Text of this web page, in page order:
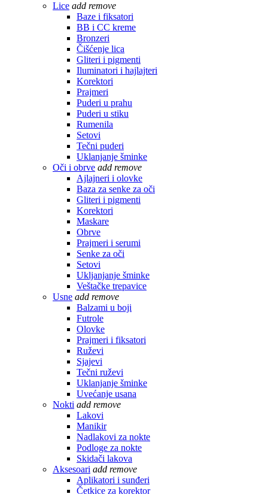
Lice add remove
Baze i fiksatori
BB i CC kreme
Bronzeri
Čišćenje lica
Gliteri i pigmenti
Iluminatori i hajlajteri
Korektori
Prajmeri
Puderi u prahu
Puderi u stiku
Rumenila
Setovi
Tečni puderi
Uklanjanje šminke
Oči i obrve add remove
Ajlajneri i olovke
Baza za senke za oči
Gliteri i pigmenti
Korektori
Maskare
Obrve
Prajmeri i serumi
Senke za oči
Setovi
Ukljanjanje šminke
Veštačke trepavice
Usne add remove
Balzami u boji
Futrole
Olovke
Prajmeri i fiksatori
Ruževi
Sjajevi
Tečni ruževi
Uklanjanje šminke
Uvećanje usana
Nokti add remove
Lakovi
Manikir
Nadlakovi za nokte
Podloge za nokte
Skidači lakova
Aksesoari add remove
Aplikatori i sunđeri
Četkice za korektor